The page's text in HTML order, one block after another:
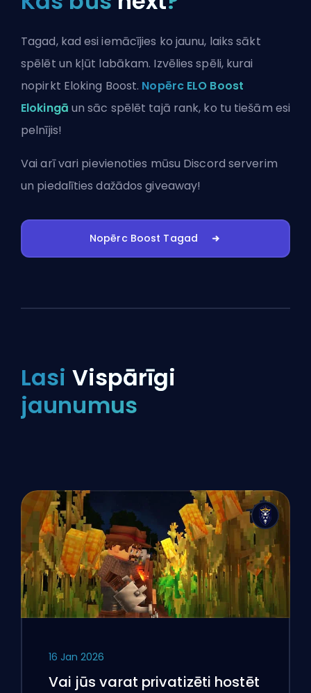
Tagad, kad esi iemācījies ko jaunu, laiks sākt
spēlēt un kļūt labākam. Izvēlies spēli, kurai
nopirkt Eloking Boost. Nopērc ELO Boost
Elokingā un sāc spēlēt tajā rank, ko tu tiešām esi
pelnījis!
Vai arī vari pievienoties mūsu Discord serverim
un piedalīties dažādos giveaway!
Nopērc Boost Tagad
Lasi Vispārīgi
jaunumus
16 Jan 2026
Vai jūs varat privatizēti hostēt